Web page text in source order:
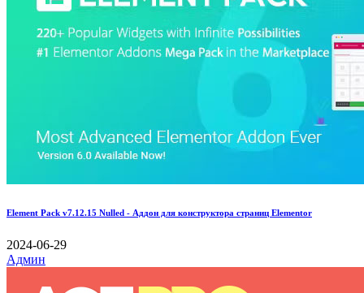
Element Pack v7.12.15 Nulled - Аддон для конструктора страниц Elementor
2024-06-29
Админ